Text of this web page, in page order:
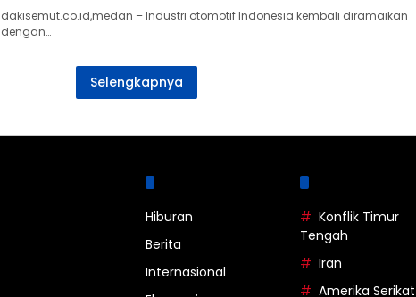
dakisemut.co.id,medan – Industri otomotif Indonesia kembali diramaikan
dengan…
Selengkapnya
Hiburan
Berita
Internasional
Konflik Timur
Tengah
Iran
Amerika Serikat